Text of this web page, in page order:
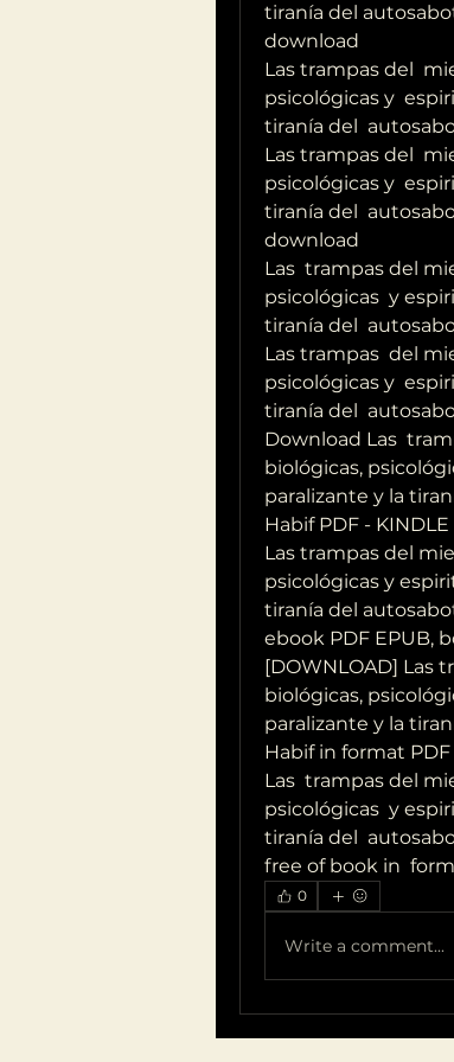
tiranía del
download
Las trampas del
psicológicas y
tiranía del
Las trampas del
psicológicas y
tiranía del
download
Las  trampas del
psicológicas  y
tiranía del
Las trampas  del
psicológicas y
tiranía del
Download Las
biológicas,
paralizante y la
Habif PDF -
Las trampas del
psicológicas y
tiranía del
ebook PDF EPUB,
[DOWNLOAD] Las
biológicas,
paralizante y la
Habif in format PDF
Las  trampas del
psicológicas  y
tiranía del
free of book in
0
Write a comment...